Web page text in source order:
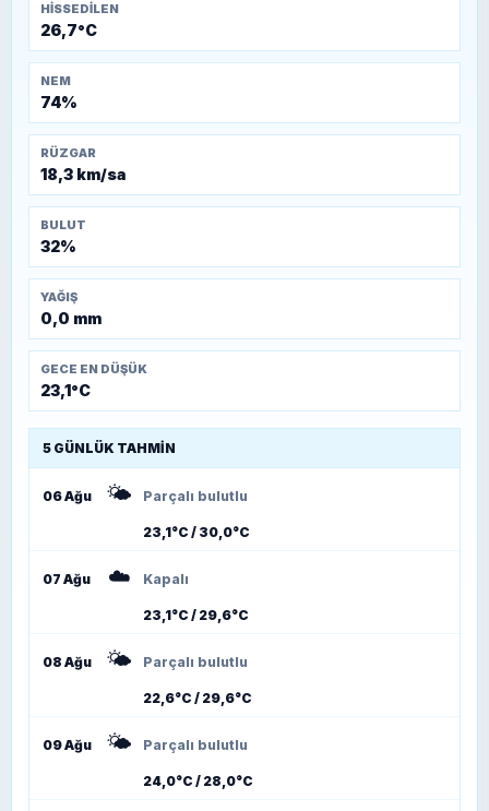
HISSEDILEN
26,7°C
NEM
74%
RÜZGAR
18,3 km/sa
BULUT
32%
YAĞIŞ
0,0 mm
GECE EN DÜŞÜK
23,1°C
5 GÜNLÜK TAHMIN
06 Ağu 🌤️ Parçalı bulutlu
23,1°C / 30,0°C
07 Ağu ☁️ Kapalı
23,1°C / 29,6°C
08 Ağu 🌤️ Parçalı bulutlu
22,6°C / 29,6°C
09 Ağu 🌤️ Parçalı bulutlu
24,0°C / 28,0°C